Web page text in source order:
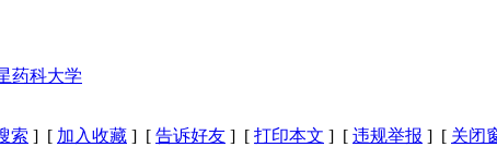
药科大学
索 ] [ 加入收藏 ] [ 告诉好友 ] [ 打印本文 ] [ 违规举报 ] [ 关闭